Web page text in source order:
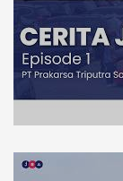
Pak Andri
Ngintip